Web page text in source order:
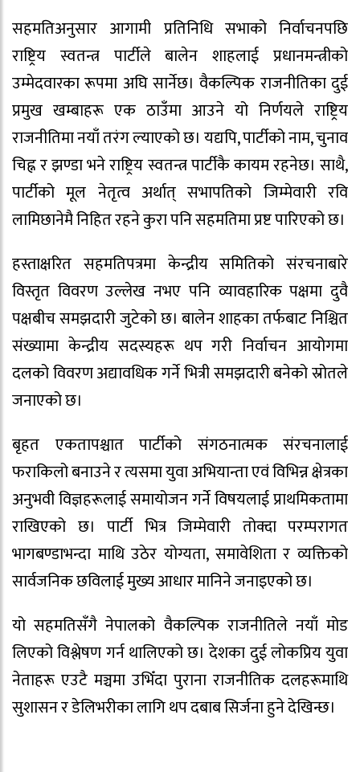
सहमतिअनुसार आगामी प्रतिनिधि सभाको निर्वाचनपछि
राष्ट्रिय स्वतन्त्र पार्टीले बालेन शाहलाई प्रधानमन्त्रीको
उम्मेदवारका रूपमा अघि सार्नेछ। वैकल्पिक राजनीतिका दुई
प्रमुख खम्बाहरू एक ठाउँमा आउने यो निर्णयले राष्ट्रिय
राजनीतिमा नयाँ तरंग ल्याएको छ। यद्यपि, पार्टीको नाम, चुनाव
चिह्न र झण्डा भने राष्ट्रिय स्वतन्त्र पार्टीकै कायम रहनेछ। साथै,
पार्टीको मूल नेतृत्व अर्थात् सभापतिको जिम्मेवारी रवि
लामिछानेमै निहित रहने कुरा पनि सहमतिमा प्रष्ट पारिएको छ।
हस्ताक्षरित सहमतिपत्रमा केन्द्रीय समितिको संरचनाबारे
विस्तृत विवरण उल्लेख नभए पनि व्यावहारिक पक्षमा दुवै
पक्षबीच समझदारी जुटेको छ। बालेन शाहका तर्फबाट निश्चित
संख्यामा केन्द्रीय सदस्यहरू थप गरी निर्वाचन आयोगमा
दलको विवरण अद्यावधिक गर्ने भित्री समझदारी बनेको स्रोतले
जनाएको छ।
बृहत एकतापश्चात पार्टीको संगठनात्मक संरचनालाई
फराकिलो बनाउने र त्यसमा युवा अभियान्ता एवं विभिन्न क्षेत्रका
अनुभवी विज्ञहरूलाई समायोजन गर्ने विषयलाई प्राथमिकतामा
राखिएको छ। पार्टी भित्र जिम्मेवारी तोक्दा परम्परागत
भागबण्डाभन्दा माथि उठेर योग्यता, समावेशिता र व्यक्तिको
सार्वजनिक छविलाई मुख्य आधार मानिने जनाइएको छ।
यो सहमतिसँगै नेपालको वैकल्पिक राजनीतिले नयाँ मोड
लिएको विश्लेषण गर्न थालिएको छ। देशका दुई लोकप्रिय युवा
नेताहरू एउटै मञ्चमा उभिँदा पुराना राजनीतिक दलहरूमाथि
सुशासन र डेलिभरीका लागि थप दबाब सिर्जना हुने देखिन्छ।